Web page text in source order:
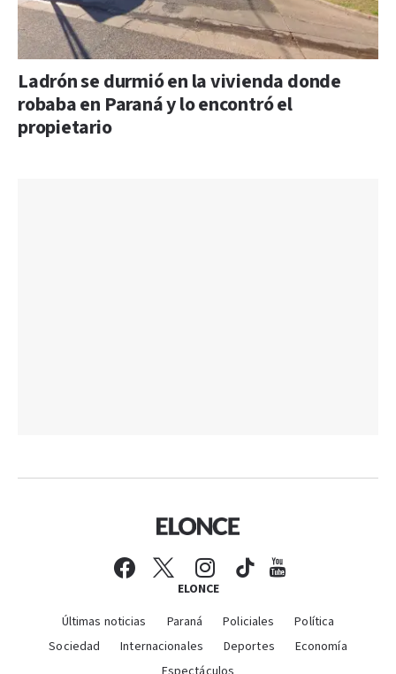
Ladrón se durmió en la vivienda donde
robaba en Paraná y lo encontró el
propietario
ELONCE
Últimas noticias Paraná Policiales
Política
Sociedad
Internacionales Deportes
Economía